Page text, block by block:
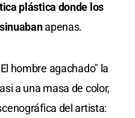
plástica donde los
apenas.
hombre agachado" la
a una masa de color,
del artista: